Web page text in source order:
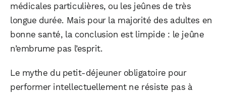
médicales particulières, ou les jeûnes de très
longue durée. Mais pour la majorité des adultes en
bonne santé, la conclusion est limpide : le jeûne
n’embrume pas l’esprit.
Le mythe du petit-déjeuner obligatoire pour
performer intellectuellement ne résiste pas à